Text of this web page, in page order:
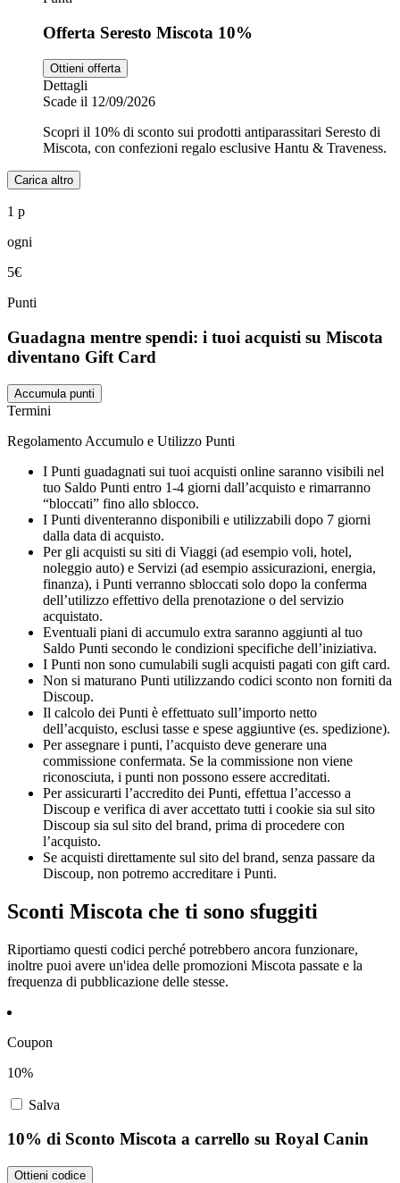
Offerta Seresto Miscota 10%
Ottieni offerta
Dettagli
Scade il 12/09/2026
Scopri il 10% di sconto sui prodotti antiparassitari Seresto di
Miscota, con confezioni regalo esclusive Hantu & Traveness.
Carica altro
1 p
ogni
5€
Punti
Guadagna mentre spendi: i tuoi acquisti su Miscota
diventano Gift Card
Accumula punti
Termini
Regolamento Accumulo e Utilizzo Punti
I Punti guadagnati sui tuoi acquisti online saranno visibili nel
tuo Saldo Punti entro 1-4 giorni dall’acquisto e rimarranno
“bloccati” fino allo sblocco.
I Punti diventeranno disponibili e utilizzabili dopo 7 giorni
dalla data di acquisto.
Per gli acquisti su siti di Viaggi (ad esempio voli, hotel,
noleggio auto) e Servizi (ad esempio assicurazioni, energia,
finanza), i Punti verranno sbloccati solo dopo la conferma
dell’utilizzo effettivo della prenotazione o del servizio
acquistato.
Eventuali piani di accumulo extra saranno aggiunti al tuo
Saldo Punti secondo le condizioni specifiche dell’iniziativa.
I Punti non sono cumulabili sugli acquisti pagati con gift card.
Non si maturano Punti utilizzando codici sconto non forniti da
Discoup.
Il calcolo dei Punti è effettuato sull’importo netto
dell’acquisto, esclusi tasse e spese aggiuntive (es. spedizione).
Per assegnare i punti, l’acquisto deve generare una
commissione confermata. Se la commissione non viene
riconosciuta, i punti non possono essere accreditati.
Per assicurarti l’accredito dei Punti, effettua l’accesso a
Discoup e verifica di aver accettato tutti i cookie sia sul sito
Discoup sia sul sito del brand, prima di procedere con
l’acquisto.
Se acquisti direttamente sul sito del brand, senza passare da
Discoup, non potremo accreditare i Punti.
Sconti Miscota che ti sono sfuggiti
Riportiamo questi codici perché potrebbero ancora funzionare,
inoltre puoi avere un'idea delle promozioni Miscota passate e la
frequenza di pubblicazione delle stesse.
Coupon
10%
Salva
10% di Sconto Miscota a carrello su Royal Canin
Ottieni codice